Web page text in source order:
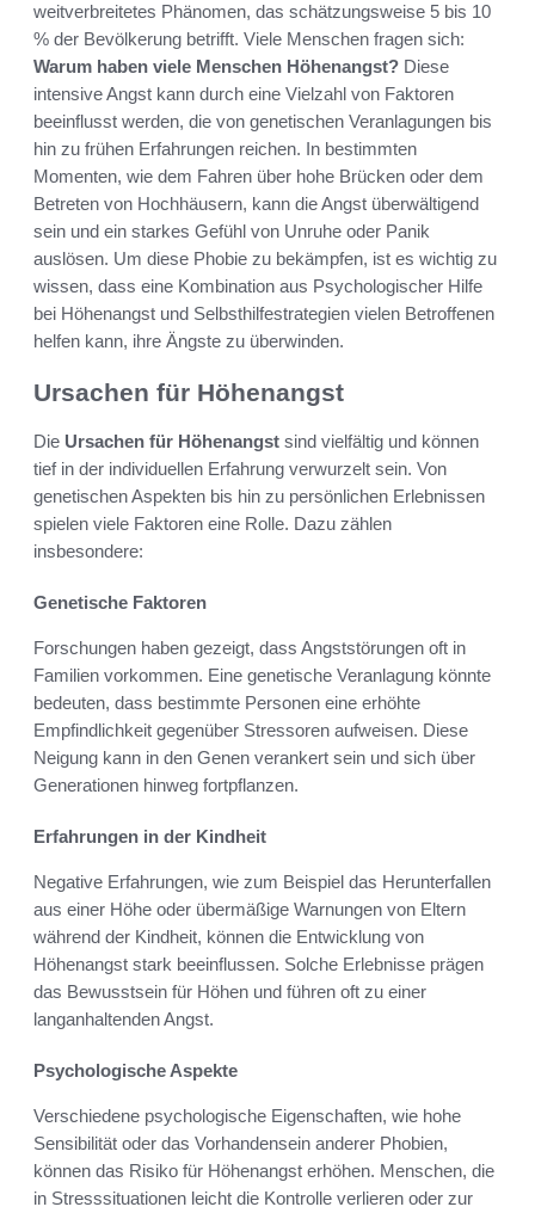
weitverbreitetes Phänomen, das schätzungsweise 5 bis 10
% der Bevölkerung betrifft. Viele Menschen fragen sich:
Warum haben viele Menschen Höhenangst? Diese
intensive Angst kann durch eine Vielzahl von Faktoren
beeinflusst werden, die von genetischen Veranlagungen bis
hin zu frühen Erfahrungen reichen. In bestimmten
Momenten, wie dem Fahren über hohe Brücken oder dem
Betreten von Hochhäusern, kann die Angst überwältigend
sein und ein starkes Gefühl von Unruhe oder Panik
auslösen. Um diese Phobie zu bekämpfen, ist es wichtig zu
wissen, dass eine Kombination aus Psychologischer Hilfe
bei Höhenangst und Selbsthilfestrategien vielen Betroffenen
helfen kann, ihre Ängste zu überwinden.
Ursachen für Höhenangst
Die Ursachen für Höhenangst sind vielfältig und können
tief in der individuellen Erfahrung verwurzelt sein. Von
genetischen Aspekten bis hin zu persönlichen Erlebnissen
spielen viele Faktoren eine Rolle. Dazu zählen
insbesondere:
Genetische Faktoren
Forschungen haben gezeigt, dass Angststörungen oft in
Familien vorkommen. Eine genetische Veranlagung könnte
bedeuten, dass bestimmte Personen eine erhöhte
Empfindlichkeit gegenüber Stressoren aufweisen. Diese
Neigung kann in den Genen verankert sein und sich über
Generationen hinweg fortpflanzen.
Erfahrungen in der Kindheit
Negative Erfahrungen, wie zum Beispiel das Herunterfallen
aus einer Höhe oder übermäßige Warnungen von Eltern
während der Kindheit, können die Entwicklung von
Höhenangst stark beeinflussen. Solche Erlebnisse prägen
das Bewusstsein für Höhen und führen oft zu einer
langanhaltenden Angst.
Psychologische Aspekte
Verschiedene psychologische Eigenschaften, wie hohe
Sensibilität oder das Vorhandensein anderer Phobien,
können das Risiko für Höhenangst erhöhen. Menschen, die
in Stresssituationen leicht die Kontrolle verlieren oder zur